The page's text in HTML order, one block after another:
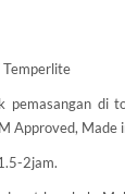
Temperlite
pemasangan di
Approved, Made
2jam.